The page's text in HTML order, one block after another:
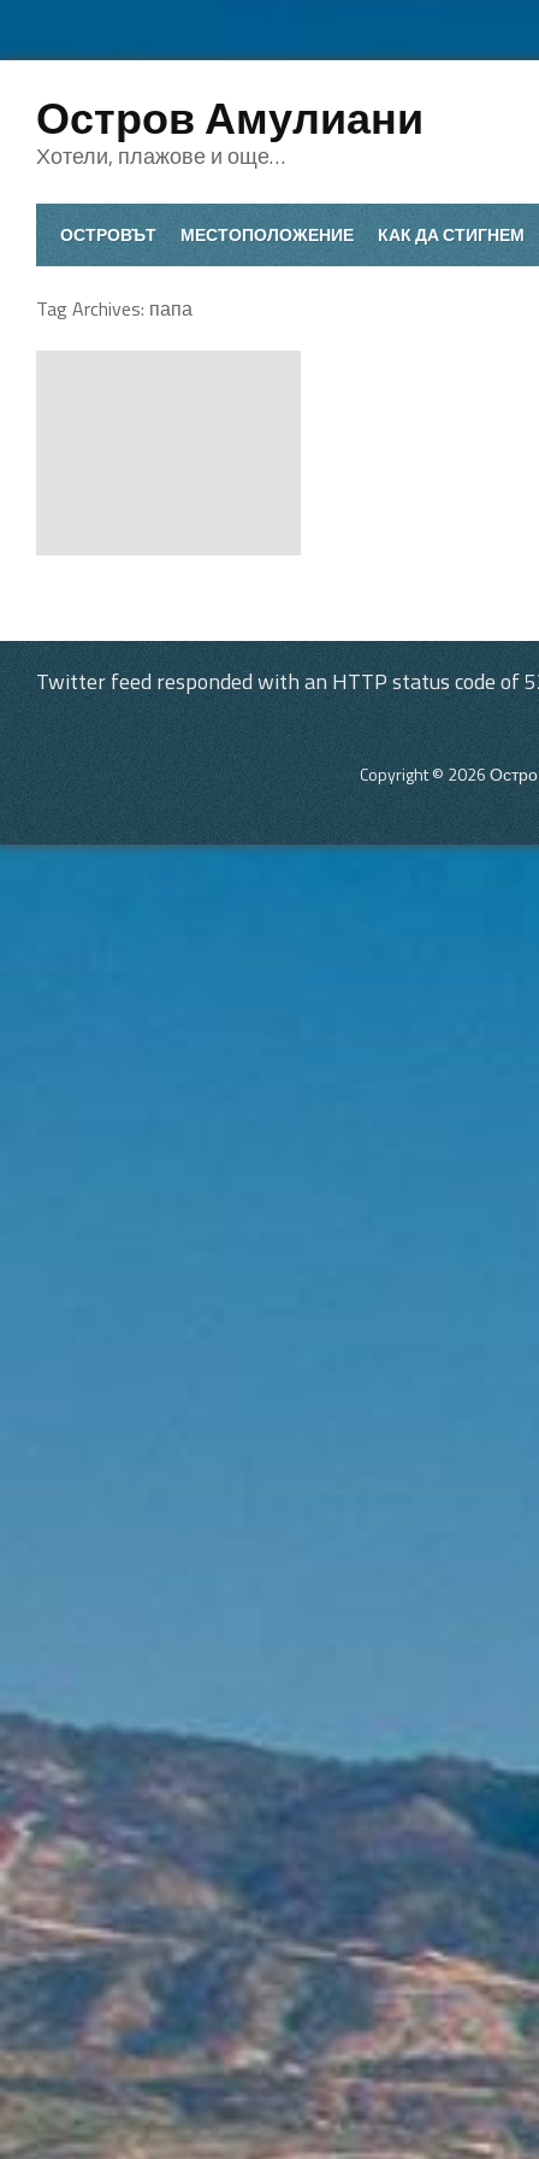
Остров Амулиани
Хотели, плажове и още…
ОСТРОВЪТ МЕСТОПОЛОЖЕНИЕ КАК ДА СТИГНЕМ
Tag Archives: папа
Twitter feed responded with an HTTP status code of
Copyright © 2026